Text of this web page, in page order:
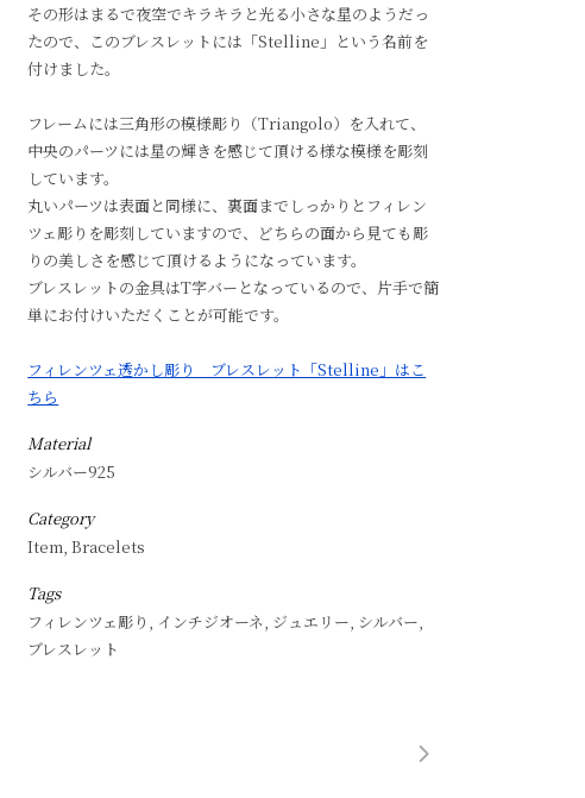
その形はまるで夜空でキラキラと光る小さな星のようだっ
たので、このブレスレットには「Stelline」という名前を
付けました。
フレームには三角形の模様彫り（Triangolo）を入れて、
中央のパーツには星の輝きを感じて頂ける様な模様を彫刻
しています。
丸いパーツは表面と同様に、裏面までしっかりとフィレン
ツェ彫りを彫刻していますので、どちらの面から見ても彫
りの美しさを感じて頂けるようになっています。
ブレスレットの金具はT字バーとなっているので、片手で簡
単にお付けいただくことが可能です。
フィレンツェ透かし彫り ブレスレット「Stelline」はこ
ちら
Material
シルバー925
Category
Item, Bracelets
Tags
フィレンツェ彫り, インチジオーネ, ジュエリー, シルバー,
ブレスレット